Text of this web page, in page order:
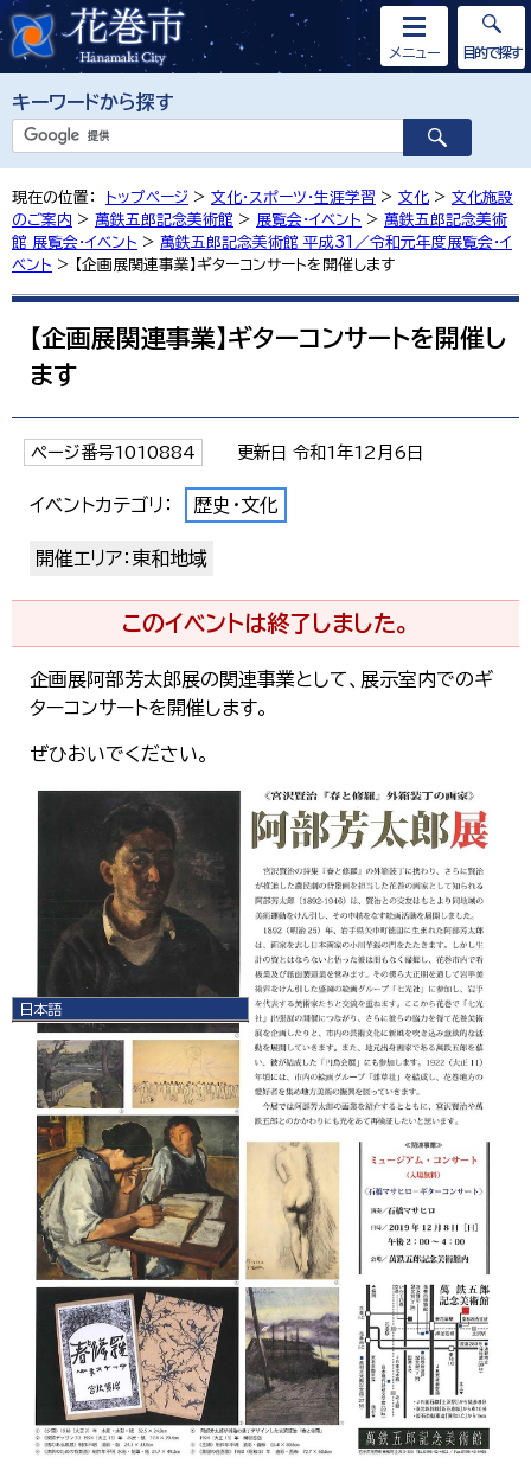
キーワードから探す
メニュー
日本語
日本語
English
한국어
简体中文
繁體中文
目的で探す
現在の位置： トップページ > 文化・スポーツ・生涯学習 > 文化 > 文化施設
のご案内 > 萬鉄五郎記念美術館 > 展覧会・イベント > 萬鉄五郎記念美術
館 展覧会・イベント > 萬鉄五郎記念美術館 平成31／令和元年度展覧会・イ
ベント > 【企画展関連事業】ギターコンサートを開催します
【企画展関連事業】ギターコンサートを開催し
ます
ページ番号1010884 更新日 令和1年12月6日
イベントカテゴリ： 歴史・文化
開催エリア：東和地域
このイベントは終了しました。
企画展阿部芳太郎展の関連事業として、展示室内でのギ
ターコンサートを開催します。
ぜひおいでください。